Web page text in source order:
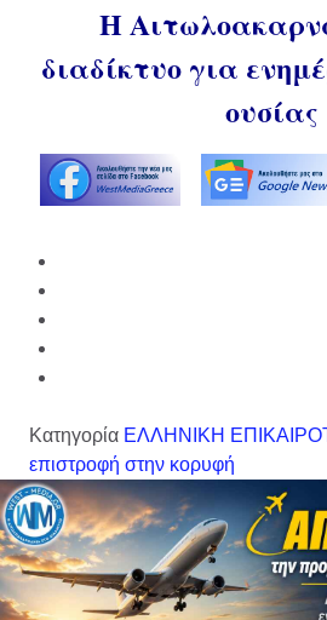
Η
διαδίκτυο για
ουσίας
Κατηγορία ΕΛΛΗΝΙΚΗ
επιστροφή στην κορυφή